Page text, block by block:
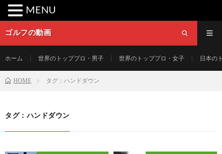
ゴルフの動画
ホーム 世界のトッププロ・男子 世界のトッププロ・女子 日本の
HOME タグ：ハンドダウン
タグ：ハンドダウン
MENU